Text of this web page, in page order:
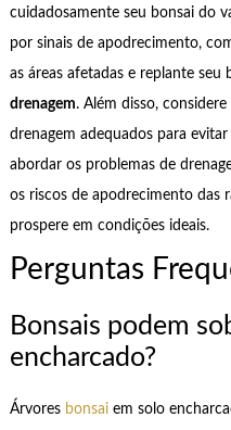
cuidadosamente seu bonsai do
por sinais de apodrecimento,
as áreas afetadas e replante
drenagem. Além disso,
drenagem adequados para
abordar os problemas de
os riscos de apodrecimento das
prospere em condições ideais.
Perguntas
Bonsais podem
encharcado?
Árvores bonsaiem solo